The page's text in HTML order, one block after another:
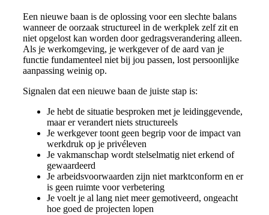
Een nieuwe baan is de oplossing voor een slechte balans
wanneer de oorzaak structureel in de werkplek zelf zit en
niet opgelost kan worden door gedragsverandering alleen.
Als je werkomgeving, je werkgever of de aard van je
functie fundamenteel niet bij jou passen, lost persoonlijke
aanpassing weinig op.
Signalen dat een nieuwe baan de juiste stap is:
Je hebt de situatie besproken met je leidinggevende,
maar er verandert niets structureels
Je werkgever toont geen begrip voor de impact van
werkdruk op je privéleven
Je vakmanschap wordt stelselmatig niet erkend of
gewaardeerd
Je arbeidsvoorwaarden zijn niet marktconform en er
is geen ruimte voor verbetering
Je voelt je al lang niet meer gemotiveerd, ongeacht
hoe goed de projecten lopen